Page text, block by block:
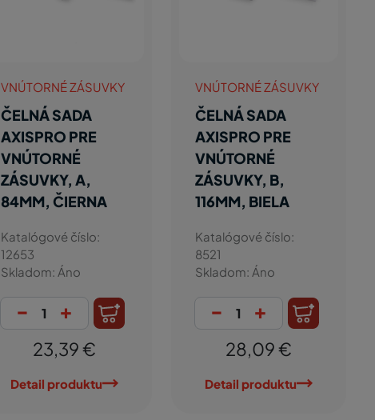
VNÚTORNÉ ZÁSUVKY
ČELNÁ SADA
AXISPRO PRE
VNÚTORNÉ
ZÁSUVKY, A,
84MM, ČIERNA
Katalógové číslo:
12653
Skladom: Áno
- +
23,39 €
Detail produktu
VNÚTORNÉ ZÁSUVKY
ČELNÁ SADA
AXISPRO PRE
VNÚTORNÉ
ZÁSUVKY, B,
116MM, BIELA
Katalógové číslo:
8521
Skladom: Áno
- +
28,09 €
Detail produktu